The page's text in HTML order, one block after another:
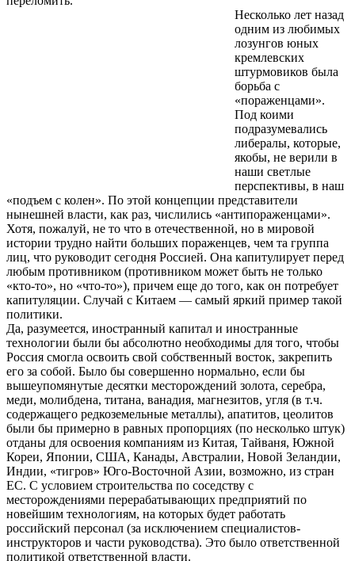
Несколько лет назад
одним из любимых
лозунгов юных
кремлевских
штурмовиков была
борьба с
«пораженцами».
Под коими
подразумевались
либералы, которые,
якобы, не верили в
наши светлые
перспективы, в наш
«подъем с колен». По этой концепции представители
нынешней власти, как раз, числились «антипораженцами».
Хотя, пожалуй, не то что в отечественной, но в мировой
истории трудно найти больших пораженцев, чем та группа
лиц, что руководит сегодня Россией. Она капитулирует перед
любым противником (противником может быть не только
«кто-то», но «что-то»), причем еще до того, как он потребует
капитуляции. Случай с Китаем — самый яркий пример такой
политики.
Да, разумеется, иностранный капитал и иностранные
технологии были бы абсолютно необходимы для того, чтобы
Россия смогла освоить свой собственный восток, закрепить
его за собой. Было бы совершенно нормально, если бы
вышеупомянутые десятки месторождений золота, серебра,
меди, молибдена, титана, ванадия, магнезитов, угля (в т.ч.
содержащего редкоземельные металлы), апатитов, цеолитов
были бы примерно в равных пропорциях (по несколько штук)
отданы для освоения компаниям из Китая, Тайваня, Южной
Кореи, Японии, США, Канады, Австралии, Новой Зеландии,
Индии, «тигров» Юго-Восточной Азии, возможно, из стран
ЕС. С условием строительства по соседству с
месторождениями перерабатывающих предприятий по
новейшим технологиям, на которых будет работать
российский персонал (за исключением специалистов-
инструкторов и части руководства). Это было ответственной
политикой ответственной власти.